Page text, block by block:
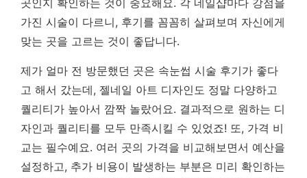
곳인지 확인하는 것이 중요해요. 각 네일샵마다 강점을
가진 시술이 다르니, 후기를 꼼꼼히 살펴보며 자신에게
맞는 곳을 고르는 것이 좋답니다.
제가 얼마 전 방문했던 곳은 속눈썹 시술 후기가 좋다
고 해서 갔는데, 젤네일 아트 디자인도 정말 다양하고
퀄리티가 높아서 깜짝 놀랐어요. 결과적으로 원하는 디
자인과 퀄리티를 모두 만족시킬 수 있었죠! 또, 가격 비
교는 필수예요. 여러 곳의 가격을 비교해보면서 예산을
설정하고, 추가 비용이 발생하는 부분은 미리 확인하는